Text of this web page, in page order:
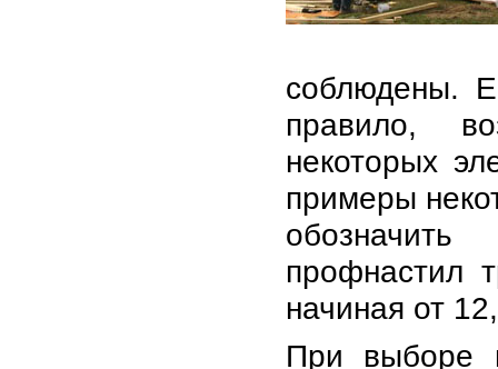
соблюдены.
правило,
некоторых
примеры
профнастил
начиная от
При выборе